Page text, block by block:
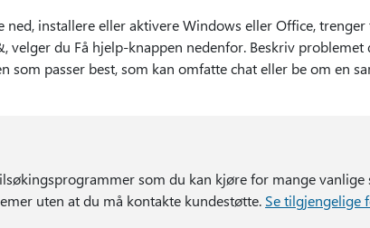
ned, installere eller aktivere Windows eller Office,
velger du Få hjelp-knappen nedenfor. Beskriv
som passer best, som kan omfatte chat eller be om en
som du kan kjøre for mange vanlige
uten at du må kontakte kundestøtte. Se tilgjengelige